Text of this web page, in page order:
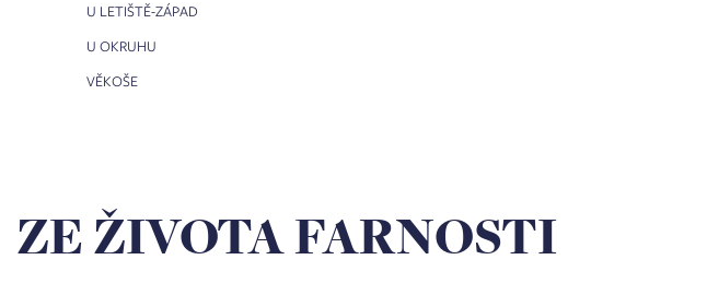
U LETIŠTĚ-ZÁPAD
U OKRUHU
VĚKOŠE
ZE ŽIVOTA FARNOSTI